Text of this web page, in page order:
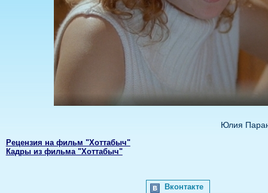
Юлия
Рецензия на фильм "Хоттабыч"
Кадры из фильма "Хоттабыч"
Вконтакте